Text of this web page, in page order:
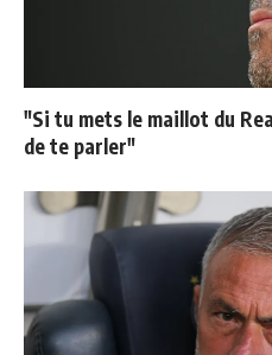
"Si tu mets le maillot du
de te parler"